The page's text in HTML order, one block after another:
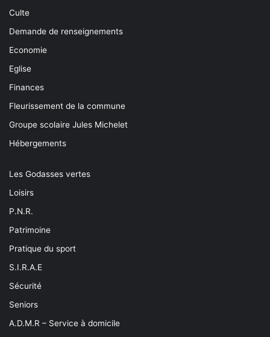
Culte
Demande de renseignements
Economie
Eglise
Finances
Fleurissement de la commune
Groupe scolaire Jules Michelet
Hébergements
Les Godasses vertes
Loisirs
P.N.R.
Patrimoine
Pratique du sport
S.I.R.A.E
Sécurité
Seniors
A.D.M.R – Service à domicile